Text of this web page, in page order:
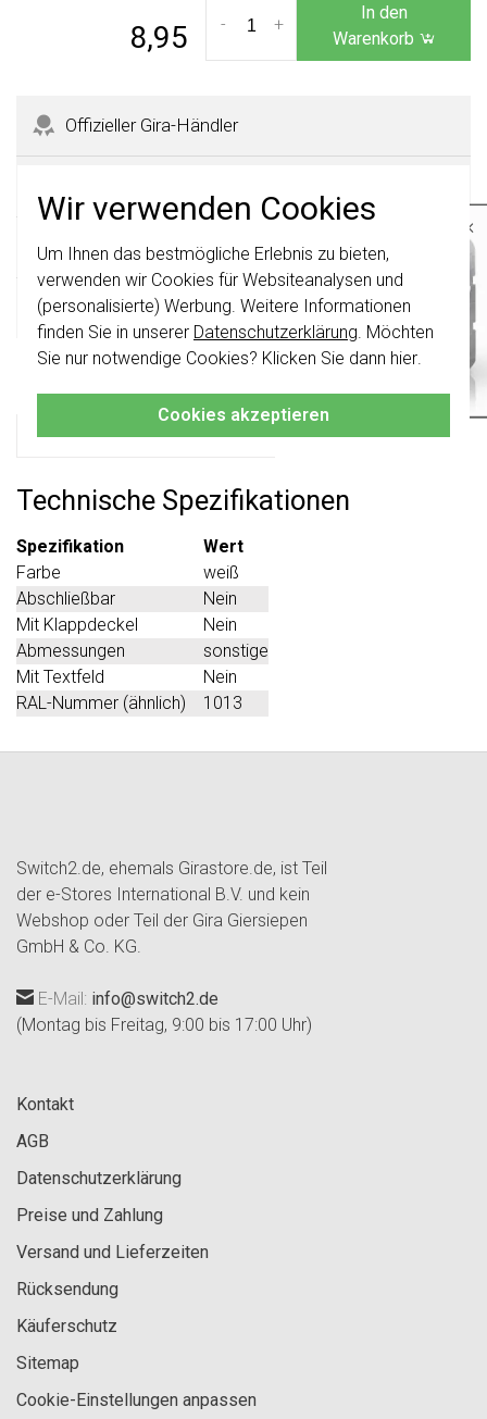
Wir verwenden Cookies
Um Ihnen das bestmögliche Erlebnis zu bieten,
verwenden wir Cookies für Websiteanalysen und
(personalisierte) Werbung. Weitere Informationen
finden Sie in unserer Datenschutzerklärung. Möchten
Sie nur notwendige Cookies? Klicken Sie dann hier.
Cookies akzeptieren
8,95 +
-
In den
Warenkorb
Offizieller Gira-Händler
Sicher kaufen mit Käuferschutz
Schnelle Lieferzeiten
Produktbeschreibung
Gira 027201 Datenblatt
Technische Spezifikationen
Spezifikation
Wert
Farbe
weiß
Abschließbar
Nein
Mit Klappdeckel
Nein
Abmessungen
sonstige
Mit Textfeld
Nein
RAL-Nummer (ähnlich)
1013
Switch2.de, ehemals Girastore.de, ist Teil
der e-Stores International B.V. und kein
Webshop oder Teil der Gira Giersiepen
GmbH & Co. KG.
E-Mail: info@switch2.de
(Montag bis Freitag, 9:00 bis 17:00 Uhr)
Kontakt
AGB
Datenschutzerklärung
Preise und Zahlung
Versand und Lieferzeiten
Rücksendung
Käuferschutz
Sitemap
Cookie-Einstellungen anpassen
×
Wichtig: Gira Schalter und
Schalterwippen wurden erneuert. Sie sind
2024 kombinierbar.
Klicken Sie hier
für weitere Informationen,
damit Sie immer das Richtige bestellen.